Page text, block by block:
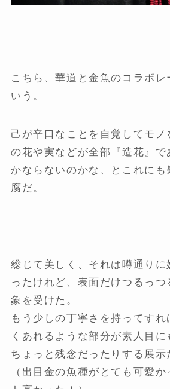
こちら、華道と金魚のコラボレ
いう。
己が辛口なことを自覚してモノ
の花や実などが全部『造花』で
かならないのかな、とこれにも
腐だ。
総じて美しく、それは噂通りに
ったけれど、表面だけつるっ
象を受けた。
もう少しの丁寧さを持ってすれ
くあれるような部分が素人目に
ちょっと残念だったりする展示
（出目金の魚種がとても可愛